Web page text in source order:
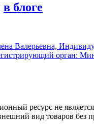
в блоге
Валерьевна,
орган:
ресурс не
вид товаров без